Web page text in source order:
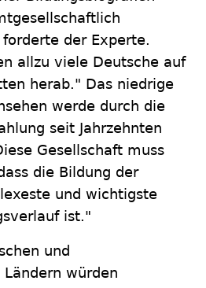
der Experte.
allzu viele Deutsche auf
herab." Das niedrige
werde durch die
seit Jahrzehnten
Gesellschaft muss
die Bildung der
und wichtigste
ist."
und
würden